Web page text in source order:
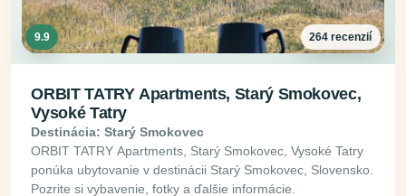
9.9 264 recenzií
ORBIT TATRY Apartments, Starý Smokovec,
Vysoké Tatry
Destinácia: Starý Smokovec
ORBIT TATRY Apartments, Starý Smokovec, Vysoké Tatry
ponúka ubytovanie v destinácii Starý Smokovec, Slovensko.
Pozrite si vybavenie, fotky a ďalšie informácie.